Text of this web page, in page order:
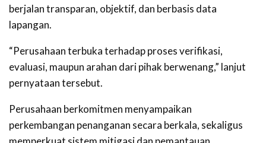
berjalan transparan, objektif, dan berbasis data
lapangan.
‎“Perusahaan terbuka terhadap proses verifikasi,
evaluasi, maupun arahan dari pihak berwenang,” lanjut
pernyataan tersebut.
‎Perusahaan berkomitmen menyampaikan
perkembangan penanganan secara berkala, sekaligus